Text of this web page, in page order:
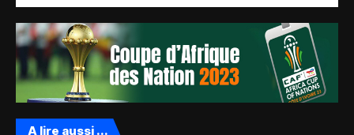
A lire aussi ...